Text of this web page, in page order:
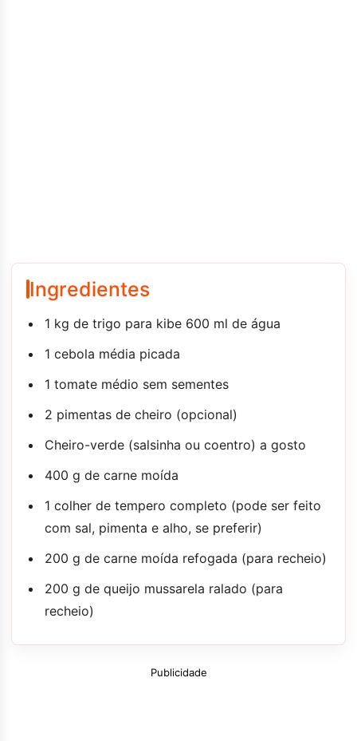
Ingredientes
1 kg de trigo para kibe 600 ml de água
1 cebola média picada
1 tomate médio sem sementes
2 pimentas de cheiro (opcional)
Cheiro-verde (salsinha ou coentro) a gosto
400 g de carne moída
1 colher de tempero completo (pode ser feito
com sal, pimenta e alho, se preferir)
200 g de carne moída refogada (para recheio)
200 g de queijo mussarela ralado (para
recheio)
Publicidade